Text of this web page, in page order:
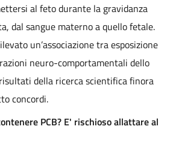
al feto durante la gravidanza
dal sangue materno a quello fetale.
un’associazione tra esposizione
neuro-comportamentali dello
della ricerca scientifica finora
concordi.
PCB? E' rischioso allattare al